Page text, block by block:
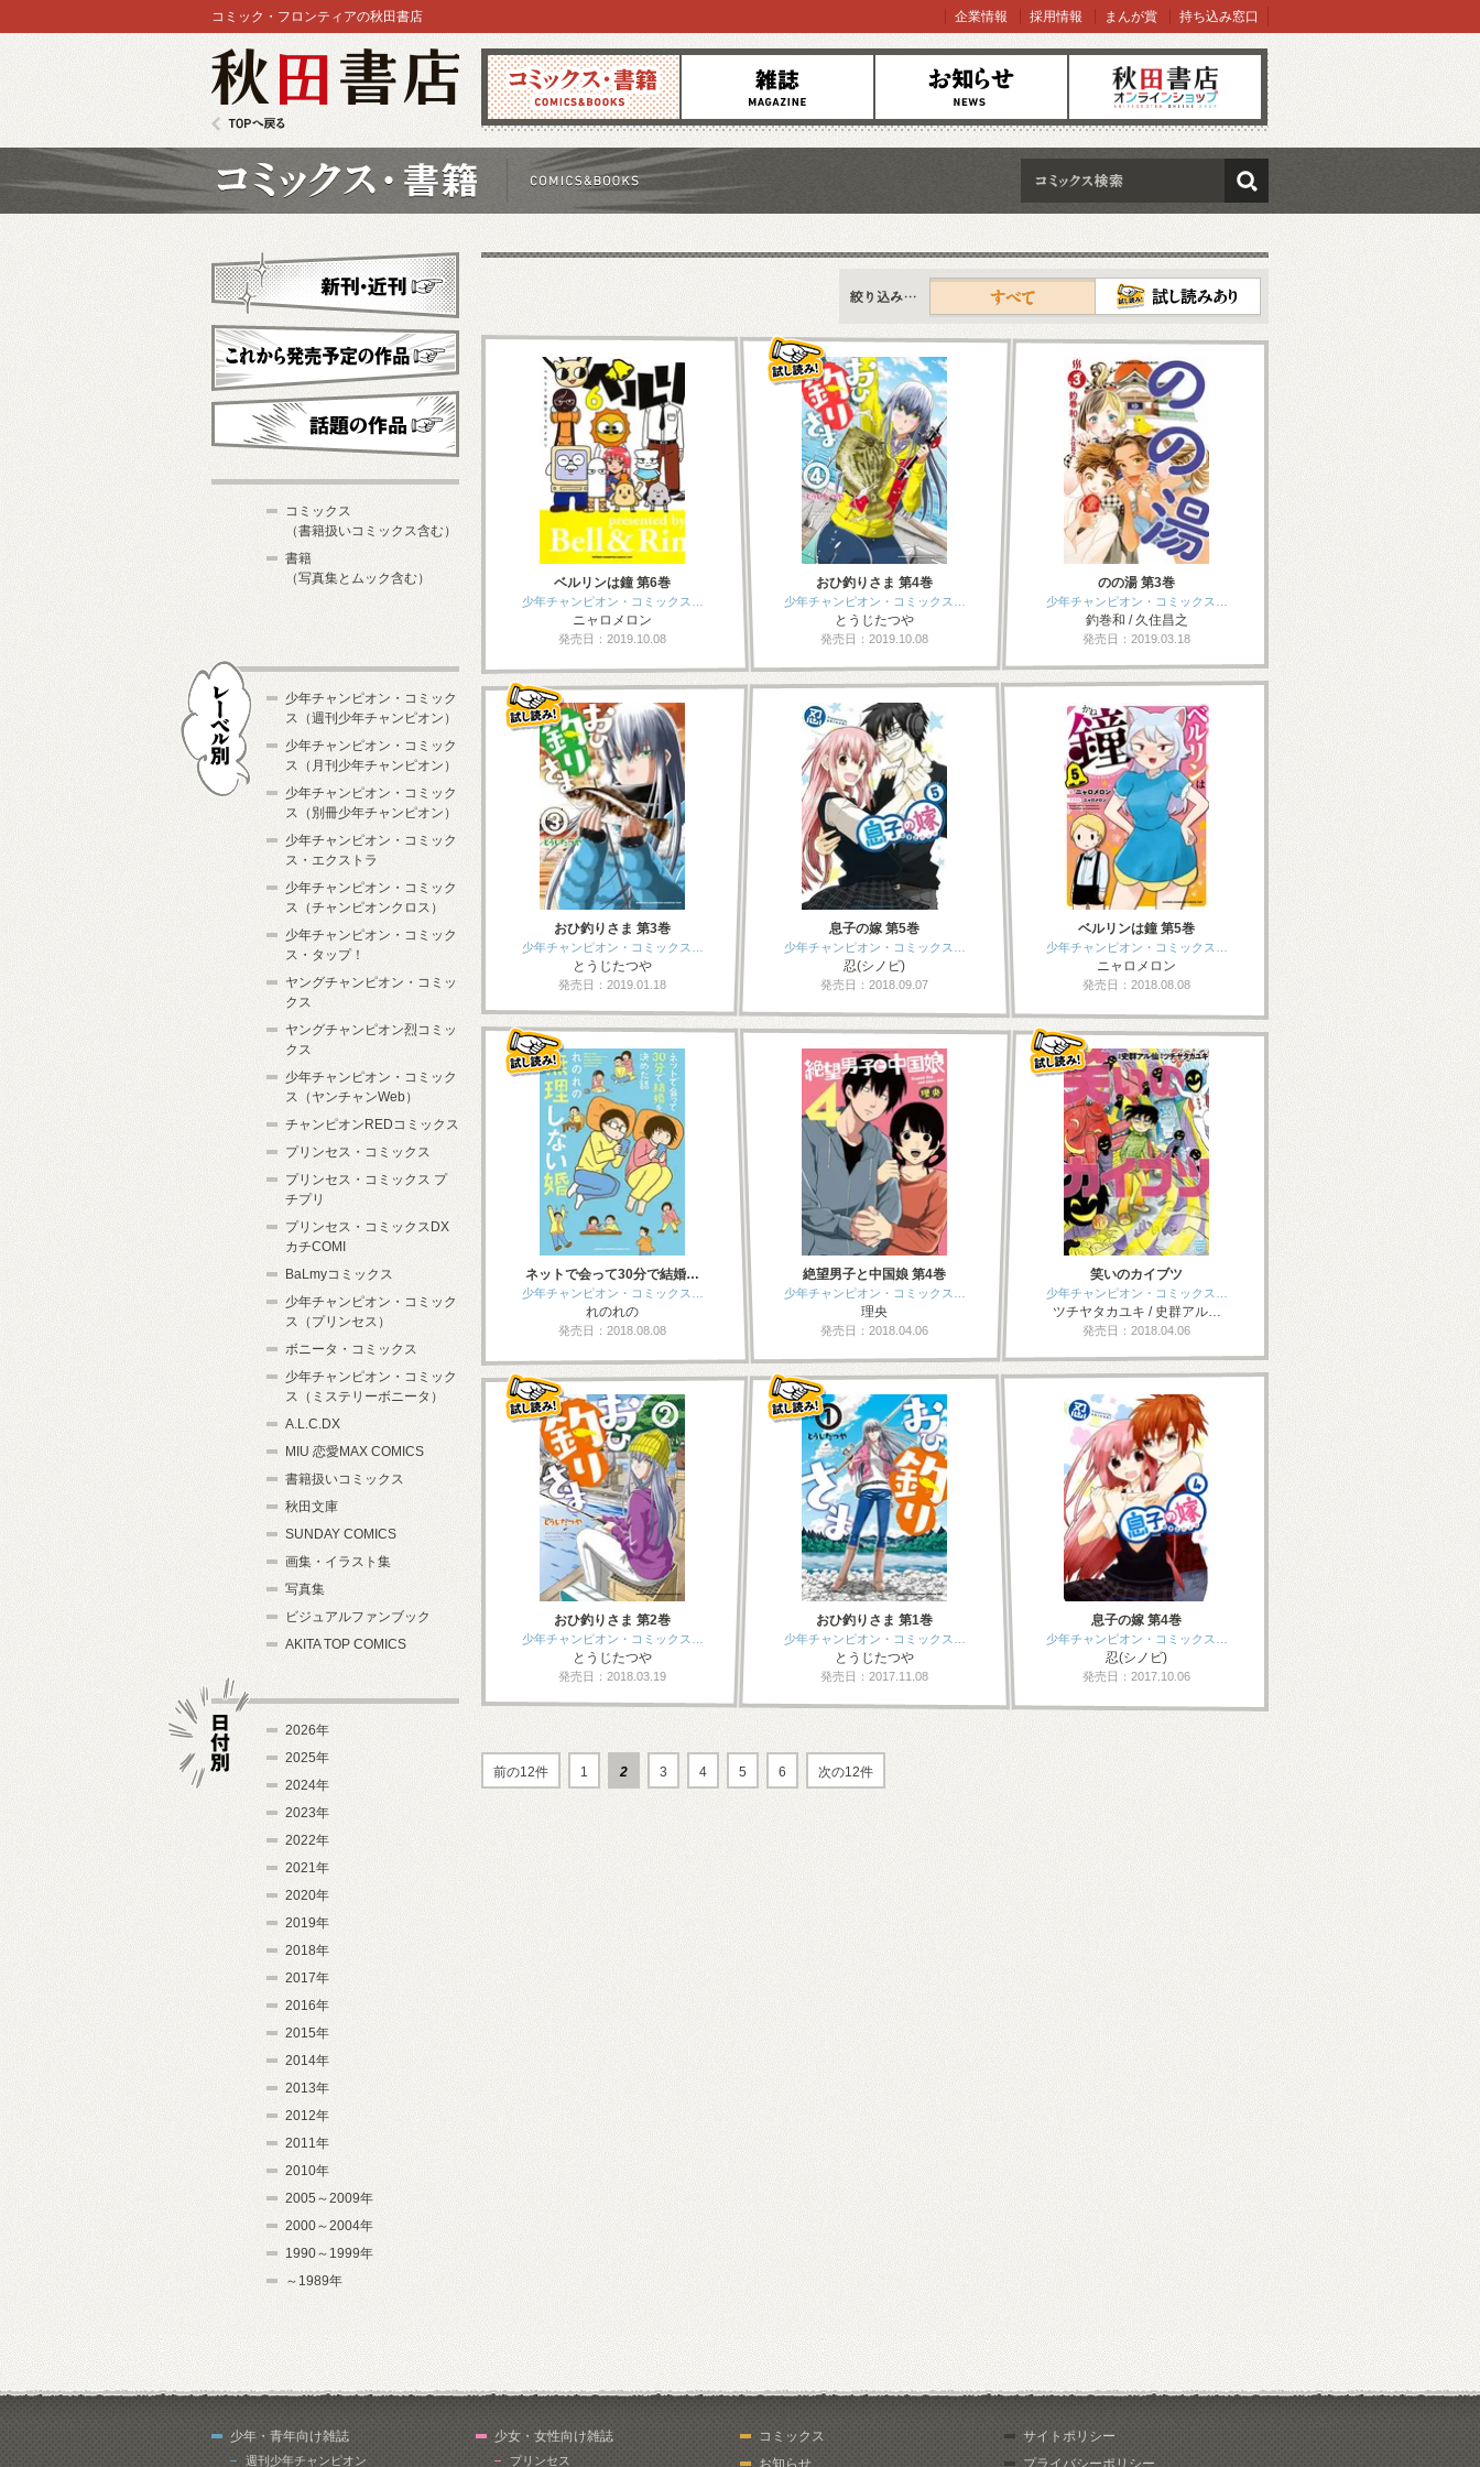
コミックス 雑誌 お知らせ オンラインショップ
コミック・フロンティアの秋田書店 企業情報 採用情報 まんが賞 持ち込み窓口
検索
新刊情報
すべて
ベルリンは鐘 第6巻
少年チャンピオン・コミックス…
ニャロメロン
発売日：2019.10.08
おひ釣りさま 第4巻
少年チャンピオン・コミックス…
とうじたつや
発売日：2019.10.08
のの湯 第3巻
少年チャンピオン・コミックス…
釣巻和 / 久住昌之
発売日：2019.03.18
おひ釣りさま 第3巻
少年チャンピオン・コミックス…
とうじたつや
発売日：2019.01.18
息子の嫁 第5巻
少年チャンピオン・コミックス…
忍(シノビ)
発売日：2018.09.07
ベルリンは鐘 第5巻
少年チャンピオン・コミックス…
ニャロメロン
発売日：2018.08.08
ネットで会って30分で結婚…
少年チャンピオン・コミックス…
れのれの
発売日：2018.08.08
絶望男子と中国娘 第4巻
少年チャンピオン・コミックス…
理央
発売日：2018.04.06
笑いのカイブツ
少年チャンピオン・コミックス…
ツチヤタカユキ / 史群アル…
発売日：2018.04.06
おひ釣りさま 第2巻
少年チャンピオン・コミックス…
とうじたつや
発売日：2018.03.19
おひ釣りさま 第1巻
少年チャンピオン・コミックス…
とうじたつや
発売日：2017.11.08
息子の嫁 第4巻
少年チャンピオン・コミックス…
忍(シノビ)
発売日：2017.10.06
前の12件 1 2 3 4 5 6 次の12件
新刊・近刊
これから発売予定
コミックス
（書籍扱いコミックス含む）
書籍
（写真集とムック含む）
少年チャンピオン・コミック
ス（週刊少年チャンピオン）
少年チャンピオン・コミック
ス（月刊少年チャンピオン）
少年チャンピオン・コミック
ス（別冊少年チャンピオン）
少年チャンピオン・コミック
ス・エクストラ
少年チャンピオン・コミック
ス（チャンピオンクロス）
少年チャンピオン・コミック
ス・タップ！
ヤングチャンピオン・コミッ
クス
ヤングチャンピオン烈コミッ
クス
少年チャンピオン・コミック
ス（ヤンチャンWeb）
チャンピオンREDコミックス
プリンセス・コミックス
プリンセス・コミックス プ
チプリ
プリンセス・コミックスDX
カチCOMI
BaLmyコミックス
少年チャンピオン・コミック
ス（プリンセス）
ボニータ・コミックス
少年チャンピオン・コミック
ス（ミステリーボニータ）
A.L.C.DX
MIU 恋愛MAX COMICS
書籍扱いコミックス
秋田文庫
SUNDAY COMICS
画集・イラスト集
写真集
ビジュアルファンブック
AKITA TOP COMICS
2026年
2025年
2024年
2023年
2022年
2021年
2020年
2019年
2018年
2017年
2016年
2015年
2014年
2013年
2012年
2011年
2010年
2005～2009年
2000～2004年
1990～1999年
～1989年
少年・青年向け雑誌
週刊少年チャンピオン
少女・女性向け雑誌
プリンセス
コミックス
お知らせ
サイトポリシー
プライバシーポリシー